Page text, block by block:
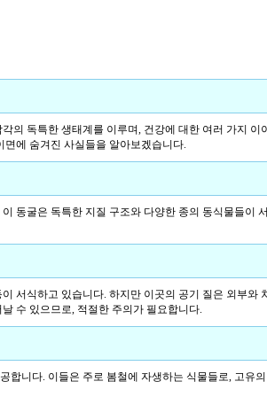
독특한 생태계를 이루며, 건강에 대한 여러 가지
에 숨겨진 사실들을 알아보겠습니다.
동굴은 독특한 지질 구조와 다양한 종의 동식물들이
서식하고 있습니다. 하지만 이곳의 공기 질은 외부
수 있으므로, 적절한 주의가 필요합니다.
니다. 이들은 주로 봄철에 자생하는 식물들로, 고유